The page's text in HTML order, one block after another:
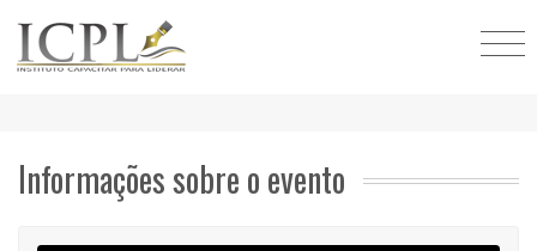
Informações sobre o evento